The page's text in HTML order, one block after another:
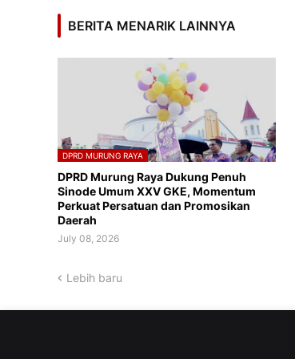
BERITA MENARIK LAINNYA
DPRD MURUNG RAYA
DPRD Murung Raya Dukung Penuh
Sinode Umum XXV GKE, Momentum
Perkuat Persatuan dan Promosikan
Daerah
July 08, 2026
Lebih baru